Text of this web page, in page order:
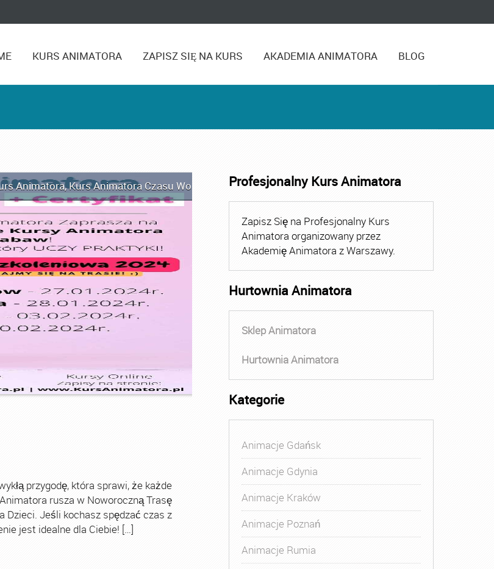
KURS ANIMATORA ZAPISZ SIĘ NA KURS AKADEMIA ANIMATORA BLOG
Animatora,Kurs Animatora Czasu Wolnego Kurs Animatora Czasu Wolnego Warszawa
przygodę, która sprawi, że każde
rusza w Noworoczną Trasę
Dzieci. Jeśli kochasz spędzać czas z
jest idealne dla Ciebie! […]
Profesjonalny Kurs Animatora
Zapisz Się na Profesjonalny Kurs
Animatora organizowany przez
Akademię Animatora z Warszawy.
Hurtownia Animatora
Sklep Animatora
Hurtownia Animatora
Kategorie
Animacje Gdańsk
Animacje Gdynia
Animacje Kraków
Animacje Poznań
Animacje Rumia